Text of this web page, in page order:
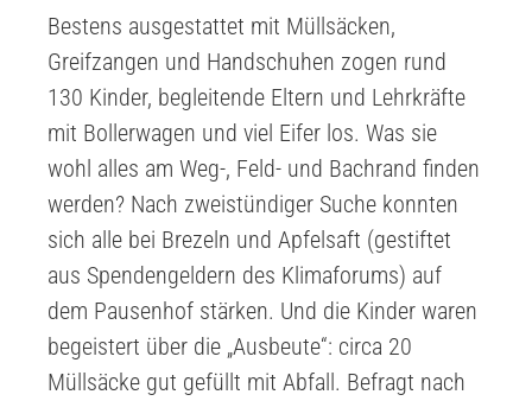
Bestens ausgestattet mit Müllsäcken,
Greifzangen und Handschuhen zogen rund
130 Kinder, begleitende Eltern und Lehrkräfte
mit Bollerwagen und viel Eifer los. Was sie
wohl alles am Weg-, Feld- und Bachrand finden
werden? Nach zweistündiger Suche konnten
sich alle bei Brezeln und Apfelsaft (gestiftet
aus Spendengeldern des Klimaforums) auf
dem Pausenhof stärken. Und die Kinder waren
begeistert über die „Ausbeute“: circa 20
Müllsäcke gut gefüllt mit Abfall. Befragt nach